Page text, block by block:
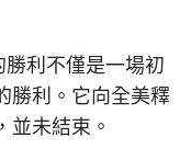
利不僅是一場初
勝利。它向全美釋
並未結束。